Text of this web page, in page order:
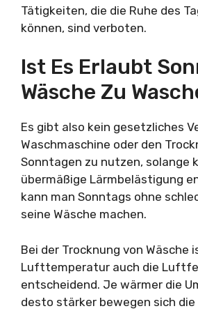
Tätigkeiten, die die Ruhe des
können, sind verboten.
Ist Es Erlaubt
Wäsche Zu
Es gibt also kein gesetzliches
Waschmaschine oder den
Sonntagen zu nutzen, solange
übermäßige Lärmbelästigung
kann man Sonntags ohne
seine Wäsche machen.
Bei der Trocknung von Wäsche
Lufttemperatur auch die
entscheidend. Je wärmer die
desto stärker bewegen sich die